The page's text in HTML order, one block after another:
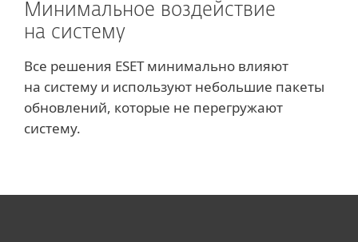
Минимальное воздействие
на систему
Все решения ESET минимально влияют
на систему и используют небольшие пакеты
обновлений, которые не перегружают
систему.